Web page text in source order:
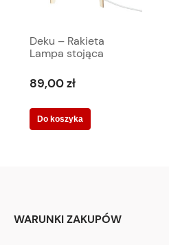
Deku – Rakieta
Lampa stojąca
drewniana Biała
oprawka L576308
89,00 zł
Do koszyka
WARUNKI ZAKUPÓW